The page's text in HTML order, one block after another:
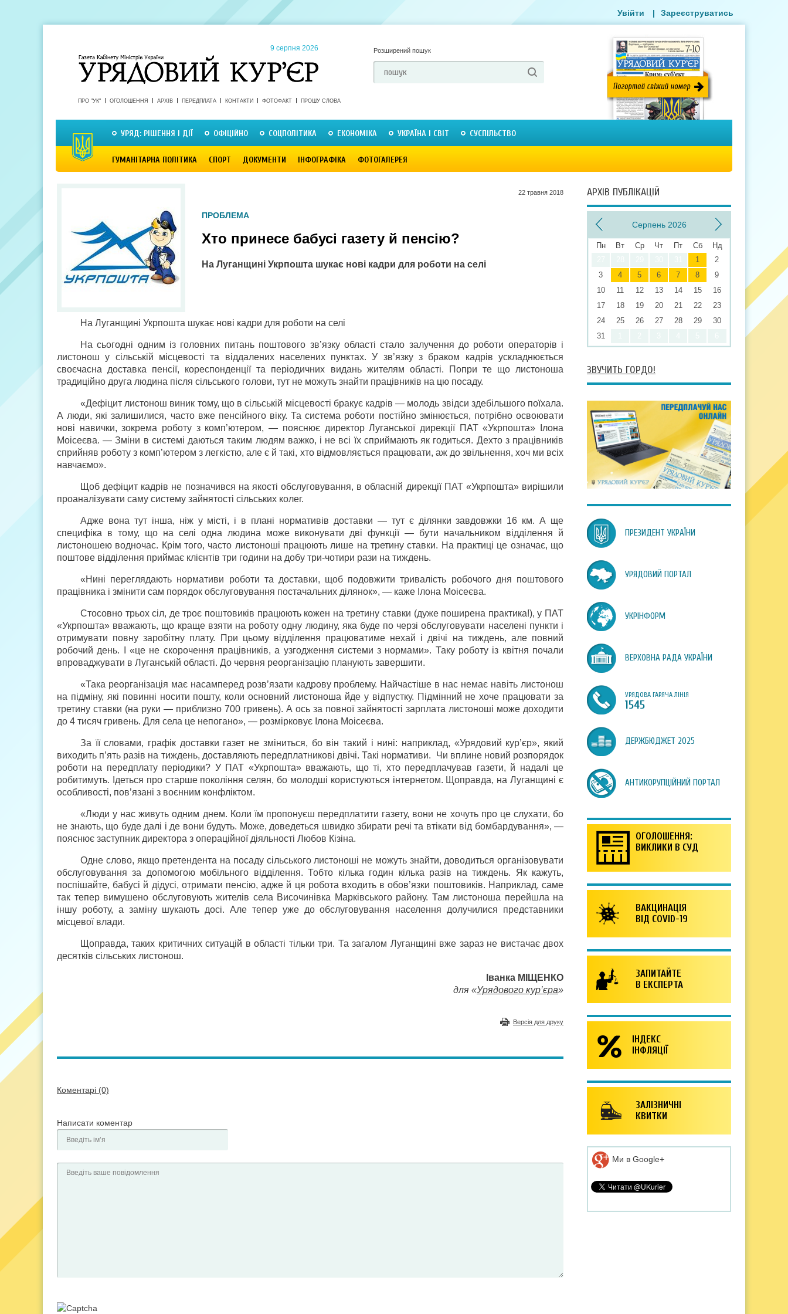
9 серпня 2026 Розширений пошук
ПРО "УК" ОГОЛОШЕННЯ АРХІВ ПЕРЕДПЛАТА КОНТАКТИ ФОТОФАКТ ПРОШУ СЛОВА
УРЯД: РІШЕННЯ І ДІЇ ОФІЦІЙНО СОЦПОЛІТИКА ЕКОНОМІКА УКРАЇНА І СВІТ СУСПІЛЬСТВО
ГУМАНІТАРНА ПОЛІТИКА СПОРТ ДОКУМЕНТИ ІНФОГРАФІКА ФОТОГАЛЕРЕЯ
Увійти | Зареєструватись
22 травня 2018
ПРОБЛЕМА
Хто принесе бабусі газету й пенсію?
На Луганщині Укрпошта шукає нові кадри для роботи на селі
На Луганщині Укрпошта шукає нові кадри для роботи на селі
На сьогодні одним із головних питань поштового зв’язку області стало залучення до роботи операторів і
листонош у сільській місцевості та віддалених населених пунктах. У зв’язку з браком кадрів ускладнюється
своєчасна доставка пенсії, кореспонденції та періодичних видань жителям області. Попри те що листоноша
традиційно друга людина після сільського голови, тут не можуть знайти працівників на цю посаду.
«Дефіцит листонош виник тому, що в сільській місцевості бракує кадрів — молодь звідси здебільшого поїхала.
А люди, які залишилися, часто вже пенсійного віку. Та система роботи постійно змінюється, потрібно освоювати
нові навички, зокрема роботу з комп’ютером, — пояснює директор Луганської дирекції ПАТ «Укрпошта» Ілона
Моісеєва. — Зміни в системі даються таким людям важко, і не всі їх сприймають як годиться. Дехто з працівників
сприйняв роботу з комп’ютером з легкістю, але є й такі, хто відмовляється працювати, аж до звільнення, хоч ми всіх
навчаємо».
Щоб дефіцит кадрів не позначився на якості обслуговування, в обласній дирекції ПАТ «Укрпошта» вирішили
проаналізувати саму систему зайнятості сільських колег.
Адже вона тут інша, ніж у місті, і в плані нормативів доставки — тут є ділянки завдовжки 16 км. А ще
специфіка в тому, що на селі одна людина може виконувати дві функції — бути начальником відділення й
листоношею водночас. Крім того, часто листоноші працюють лише на третину ставки. На практиці це означає, що
поштове відділення приймає клієнтів три години на добу три-чотири рази на тиждень.
«Нині переглядають нормативи роботи та доставки, щоб подовжити тривалість робочого дня поштового
працівника і змінити сам порядок обслуговування постачальних ділянок», — каже Ілона Моісеєва.
Стосовно трьох сіл, де троє поштовиків працюють кожен на третину ставки (дуже поширена практика!), у ПАТ
«Укр­пошта» вважають, що краще взяти на роботу одну людину, яка буде по черзі обслуговувати населені пункти і
отримувати повну заробітну плату. При цьому відділення працюватиме нехай і двічі на тиждень, але повний
робочий день. І «це не скорочення працівників, а узгодження системи з нормами». Таку роботу із квітня почали
впроваджувати в Луганській області. До червня реорганізацію планують завершити.
«Така реорганізація має насамперед розв’язати кадрову проблему. Найчастіше в нас немає навіть листонош
на підміну, які повинні носити пошту, коли основний листоноша йде у відпустку. Підмінний не хоче працювати за
третину ставки (на руки — приблизно 700 гривень). А ось за повної зайнятості зарплата листоноші може доходити
до 4 тисяч гривень. Для села це непогано», — розмірковує Ілона Моісеєва.
За її словами, графік доставки газет не зміниться, бо він такий і нині: наприклад, «Урядовий кур’єр», який
виходить п’ять разів на тиждень, доставляють передплатникові двічі. Такі нормативи. Чи вплине новий розпорядок
роботи на передплату періодики? У ПАТ «Укрпошта» вважають, що ті, хто передплачував газети, й надалі це
робитимуть. Ідеться про старше покоління селян, бо молодші користуються інтернетом. Щоправда, на Луганщині є
особливості, пов’язані з воєнним конфліктом.
«Люди у нас живуть одним днем. Коли їм пропонуєш передплатити газету, вони не хочуть про це слухати, бо
не знають, що буде далі і де вони будуть. Може, доведеться швидко збирати речі та втікати від бомбардування», —
пояснює заступник директора з операційної діяльності Любов Кізіна.
Одне слово, якщо претендента на посаду сільського листоноші не можуть знайти, доводиться організовувати
обслуговування за допомогою мобільного відділення. Тобто кілька годин кілька разів на тиждень. Як кажуть,
поспішайте, бабусі й дідусі, отримати пенсію, адже й ця робота входить в обов’язки поштовиків. Наприклад, саме
так тепер вимушено обслуговують жителів села Височинівка Марківського району. Там листоноша перейшла на
іншу роботу, а заміну шукають досі. Але тепер уже до обслуговування населення долучилися представники
місцевої влади.
Щоправда, таких критичних ситуацій в області тільки три. Та загалом Луганщині вже зараз не вистачає двох
десятків сільських листонош.
Іванка МІЩЕНКО
для «Урядового кур’єра»
Версія для друку
Коментарі (0)
Написати коментар
АРХІВ ПУБЛІКАЦІЙ
Серпень 2026
Пн Вт Ср Чт Пт Сб
Нд
1
2
3
4 5 6 7 8
9
10
11 12 13 14 15
16
17
18 19 20 21 22
23
24
25 26 27 28 29
30
31
ЗВУЧИТЬ ГОРДО!
ПРЕЗИДЕНТ УКРАЇНИ
УРЯДОВИЙ ПОРТАЛ
УКРІНФОРМ
ВЕРХОВНА РАДА УКРАЇНИ
УРЯДОВА ГАРЯЧА ЛІНІЯ
1545
ДЕРЖБЮДЖЕТ 2025
АНТИКОРУПЦІЙНИЙ ПОРТАЛ
ОГОЛОШЕННЯ:
ВИКЛИКИ В СУД
ВАКЦИНАЦІЯ
ВІД COVID-19
ЗАПИТАЙТЕ
В ЕКСПЕРТА
ІНДЕКС
ІНФЛЯЦІЇ
ЗАЛІЗНИЧНІ
КВИТКИ
Ми в Google+